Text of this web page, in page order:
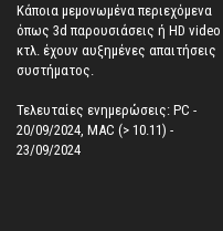
Κάποια μεμονωμένα περιεχόμενα
όπως 3d παρουσιάσεις ή HD video
κτλ. έχουν αυξημένες απαιτήσεις
συστήματος.
Τελευταίες ενημερώσεις: PC -
20/09/2024, MAC (> 10.11) -
23/09/2024